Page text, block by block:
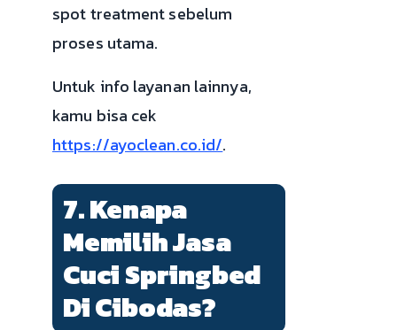
spot treatment sebelum
proses utama.
Untuk info layanan lainnya,
kamu bisa cek
https://ayoclean.co.id/.
7. Kenapa
Memilih Jasa
Cuci Springbed
Di Cibodas?